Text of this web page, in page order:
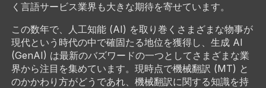
く言語サービス業界も大きな期待を寄せています。
この数年で、人工知能 (AI) を取り巻くさまざまな物事が
現代という時代の中で確固たる地位を獲得し、生成 AI
(GenAI) は最新のバズワードの一つとしてさまざまな業
界から注目を集めています。現時点で機械翻訳 (MT) と
のかかわり方がどうであれ、機械翻訳に関する知識を持